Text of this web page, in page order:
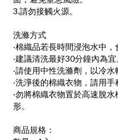
3.請勿接觸火源。
洗滌方式
‧棉織品若長時間浸泡水中，
‧建議清洗最好30分鐘內為宜
‧請使用中性洗滌劑，以冷
‧洗淨後的棉織衣物，請用
‧勿將棉織衣物置於高速脫
形。
商品規格：